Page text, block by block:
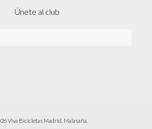
Únete al club
Viva Bicicletas Madrid. Malasaña.